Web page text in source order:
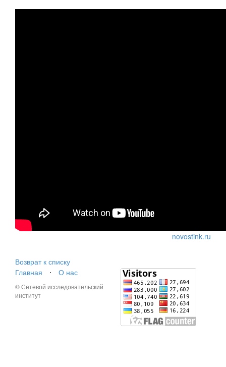
novostink.ru
Возврат к списку
Главная
⋅ О нас
© Сетевой исследовательский
институт